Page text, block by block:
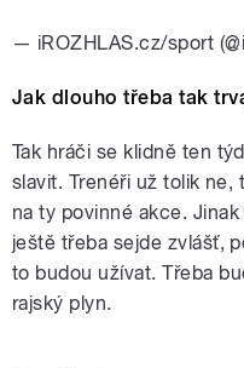
— iROZHLAS.cz/sport
Jak dlouho třeba tak
Tak hráči se klidně ten
slavit. Trenéři už tolik
na ty povinné akce.
ještě třeba sejde zvlášť,
to budou užívat. Třeba
rajský plyn.